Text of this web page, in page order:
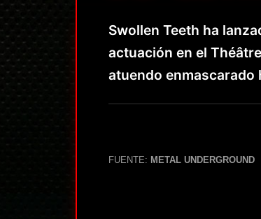
Swollen Teeth ha
actuación en el
atuendo enmascarado
FUENTE: METAL UNDERGROUND